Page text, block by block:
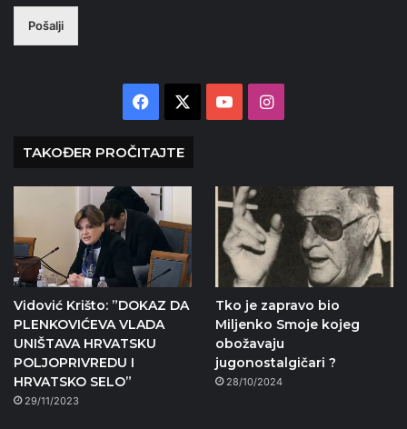
Pošalji
Facebook YouTubeInstagram
TAKOĐER PROČITAJTE
Vidović Krišto: ”DOKAZ DA
PLENKOVIĆEVA VLADA
UNIŠTAVA HRVATSKU
POLJOPRIVREDU I
HRVATSKO SELO”
29/11/2023
Tko je zapravo bio
Miljenko Smoje kojeg
obožavaju
jugonostalgičari ?
28/10/2024